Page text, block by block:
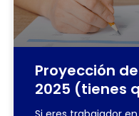
Proyección
2025 (tienes